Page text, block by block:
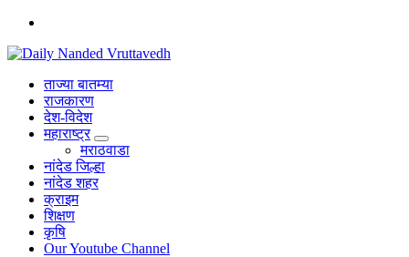
Skip
content
leading news portal of Nanded
ताज्या बातम्या
राजकारण
देश-विदेश
महाराष्ट्र
मराठवाडा
नांदेड जिल्हा
नांदेड शहर
क्राइम
शिक्षण
कृषि
Our Youtube Channel